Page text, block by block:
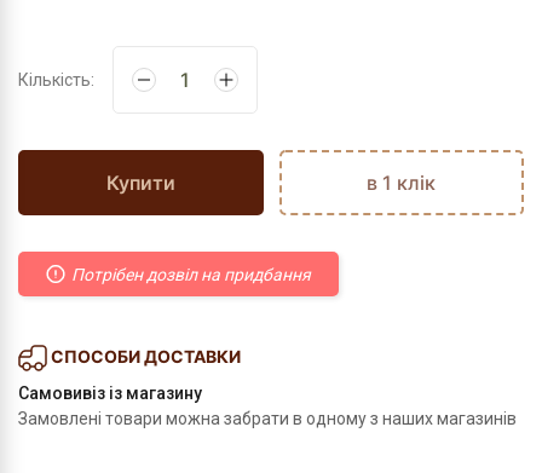
Кількість:
Купити в 1 клік
Потрібен дозвіл на придбання
СПОСОБИ ДОСТАВКИ
Самовивіз із магазину
Замовлені товари можна забрати в одному з наших магазинів